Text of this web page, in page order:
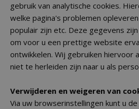
gebruik van analytische cookies.
welke pagina's problemen
populair zijn etc. Deze gegevens
om voor u een prettige website
ontwikkelen. Wij gebruiken hiervoor
niet te herleiden zijn naar u als
Verwijderen en weigeren van
Via uw browserinstellingen kunt u